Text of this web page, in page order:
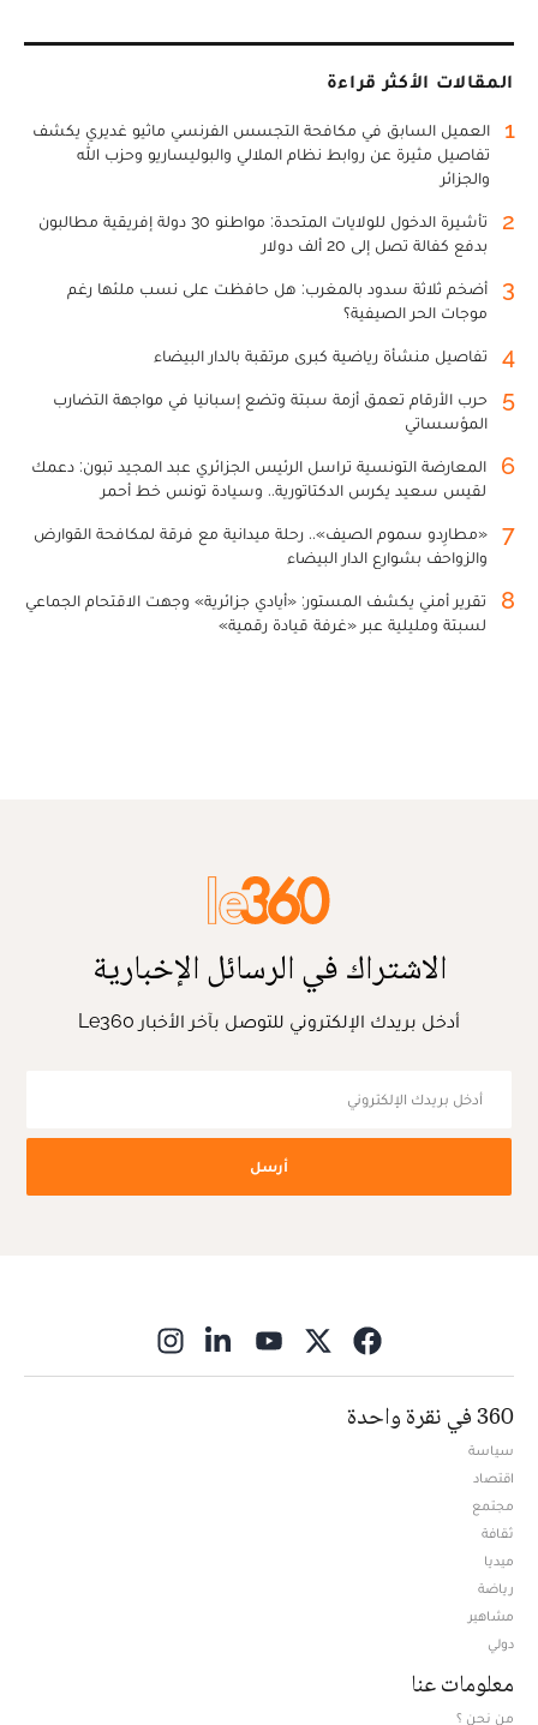
المقالات الأكثر قراءة
1
العميل السابق في مكافحة التجسس الفرنسي ماثيو غديري يكشف
تفاصيل مثيرة عن روابط نظام الملالي والبوليساريو وحزب الله
والجزائر
2
تأشيرة الدخول للولايات المتحدة: مواطنو 30 دولة إفريقية مطالبون
بدفع كفالة تصل إلى 20 ألف دولار
3
أضخم ثلاثة سدود بالمغرب: هل حافظت على نسب ملئها رغم
موجات الحر الصيفية؟
4 تفاصيل منشأة رياضية كبرى مرتقبة بالدار البيضاء
5
حرب الأرقام تعمق أزمة سبتة وتضع إسبانيا في مواجهة التضارب
المؤسساتي
6
المعارضة التونسية تراسل الرئيس الجزائري عبد المجيد تبون: دعمك
لقيس سعيد يكرس الدكتاتورية.. وسيادة تونس خط أحمر
7
«مطارِدو سموم الصيف».. رحلة ميدانية مع فرقة لمكافحة القوارض
والزواحف بشوارع الدار البيضاء
8
تقرير أمني يكشف المستور: «أيادي جزائرية» وجهت الاقتحام الجماعي
لسبتة ومليلية عبر «غرفة قيادة رقمية»
الاشتراك في الرسائل الإخبارية
أدخل بريدك الإلكتروني للتوصل بآخر الأخبار Le360
أرسل
360 في نقرة واحدة
سياسة
اقتصاد
مجتمع
ثقافة
ميديا
رياضة
مشاهير
دولي
معلومات عنا
من نحن ؟